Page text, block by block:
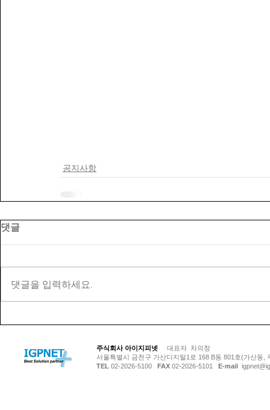
공지사항
댓글
댓글을 입력하세요.
주식회사 아이지피넷 대표자 차의창
서울특별시 금천구 가산디지털1로 168 B동 801호(가산동
TEL 02-2026-5100 FAX 02-2026-5101 E-mail
© Copyright 저작권 보호 대상입니다.